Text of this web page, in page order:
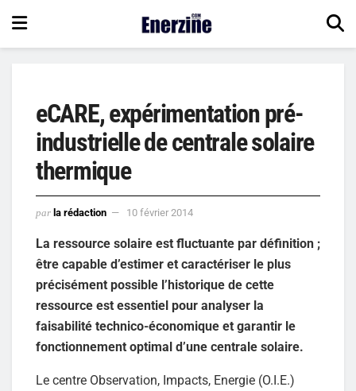
eCARE, expérimentation pré-
industrielle de centrale solaire
thermique
par la rédaction 10 février 2014
La ressource solaire est fluctuante par définition ;
être capable d’estimer et caractériser le plus
précisément possible l’historique de cette
ressource est essentiel pour analyser la
faisabilité technico-économique et garantir le
fonctionnement optimal d’une centrale solaire.
Le centre Observation, Impacts, Energie (O.I.E.)